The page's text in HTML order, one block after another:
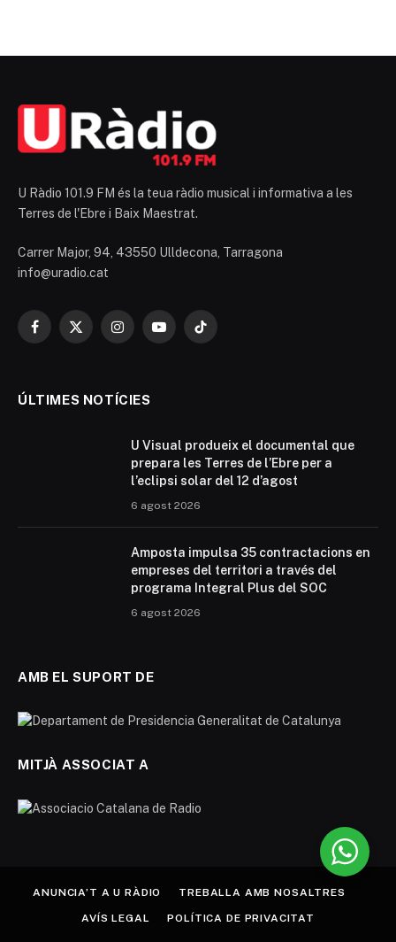
U Ràdio 101.9 FM és la teua ràdio musical i informativa a les
Terres de l'Ebre i Baix Maestrat.
Carrer Major, 94, 43550 Ulldecona, Tarragona
info@uradio.cat
Facebook
X
InstagramYouTubeTikTok
ÚLTIMES NOTÍCIES
U Visual produeix el documental que
prepara les Terres de l’Ebre per a
l’eclipsi solar del 12 d’agost
6 agost 2026
Amposta impulsa 35 contractacions en
empreses del territori a través del
programa Integral Plus del SOC
6 agost 2026
AMB EL SUPORT DE
MITJÀ ASSOCIAT A
ANUNCIA’T A U RÀDIO TREBALLA AMB NOSALTRES
AVÍS LEGAL POLÍTICA DE PRIVACITAT